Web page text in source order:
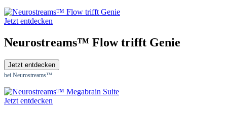
Jetzt entdecken
Neurostreams™ Flow trifft Genie
Jetzt entdecken
bei Neurostreams™
Jetzt entdecken